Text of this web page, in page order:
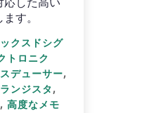
す。
クスドシグ
トロニク
デューサー,
ランジスタ ,
,高度なメモ